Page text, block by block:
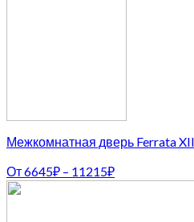
Межкомнатная дверь Ferrata
От6645₽ – 11215₽